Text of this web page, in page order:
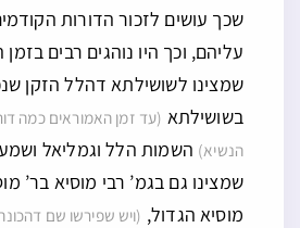
שכך עושים לזכור הדורות
עליהם, וכך היו נוהגים רבים
שמצינו לשושילתא דהלל הזקן
בשושילתא (עד זמן האמוראים כמה
הנשיא) השמות הלל וגמליאל
שמצינו גם בגמ’ רבי מוסיא בר’
מוסיא הגדול, (ויש שפירשו שם